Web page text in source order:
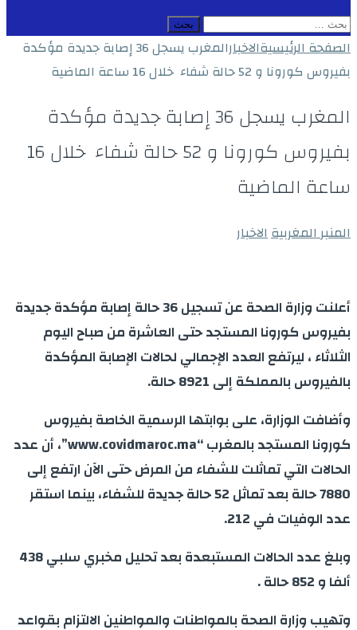
البحث
عن:
الصفحة الرئيسيةالاخبار
المغرب يسجل 36 إصابة جديدة مؤكدة
بفيروس كورونا و 52 حالة شفاء خلال 16 ساعة الماضية
المغرب يسجل 36 إصابة جديدة مؤكدة
بفيروس كورونا و 52 حالة شفاء خلال 16
ساعة الماضية
المنبر المغربيةالاخبار
أعلنت وزارة الصحة عن تسجيل 36 حالة إصابة مؤكدة جديدة
بفيروس كورونا المستجد حتى العاشرة من صباح اليوم
الثلاثاء ، ليرتفع العدد الإجمالي لحالات الإصابة المؤكدة
بالفيروس بالمملكة إلى 8921 حالة.
وأضافت الوزارة، على بوابتها الرسمية الخاصة بفيروس
كورونا المستجد بالمغرب “www.covidmaroc.ma”، أن عدد
الحالات التي تماثلت للشفاء من المرض حتى الآن ارتفع إلى
7880 حالة بعد تماثل 52 حالة جديدة للشفاء، بينما استقر
عدد الوفيات في 212.
وبلغ عدد الحالات المستبعدة بعد تحليل مخبري سلبي 438
ألفا و 852 حالة .
وتهيب وزارة الصحة بالمواطنات والمواطنين الالتزام بقواعد